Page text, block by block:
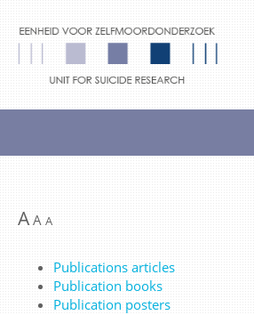
A A A
Publications articles
Publication books
Publication posters